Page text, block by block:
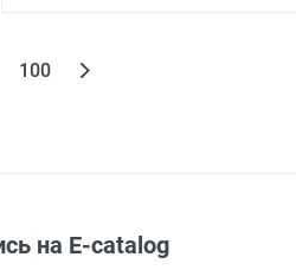
100
на E-catalog